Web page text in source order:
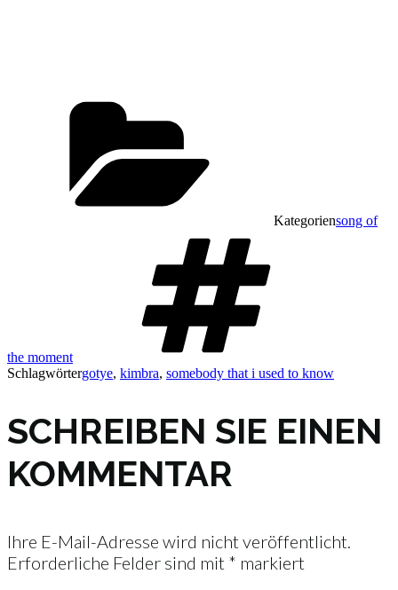
Kategoriensong of
the moment
Schlagwörtergotye, kimbra, somebody that i used to know
SCHREIBEN SIE EINEN
KOMMENTAR
Ihre E-Mail-Adresse wird nicht veröffentlicht.
Erforderliche Felder sind mit * markiert